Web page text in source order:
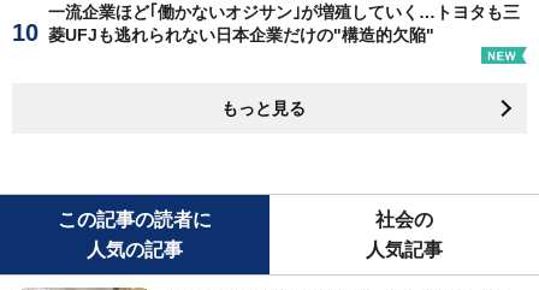
一流企業ほど｢働かないオジサン｣が増殖していく…トヨタも三
菱UFJも逃れられない日本企業だけの"構造的欠陥"
もっと見る
この記事の読者に
人気の記事
社会の
人気記事